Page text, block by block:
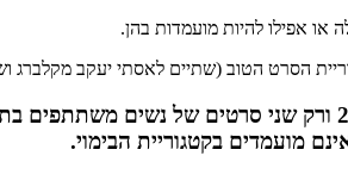
או אפילו להיות מועמדות בהן.
הסרט הטוב (שתיים לאסתי יעקב מקלברג
מועמדים בקטגוריית הבימוי.